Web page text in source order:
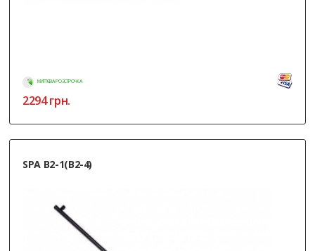
МИТТЄВА РОЗСТРОЧКА
2294грн.
SPA B2-1(B2-4)